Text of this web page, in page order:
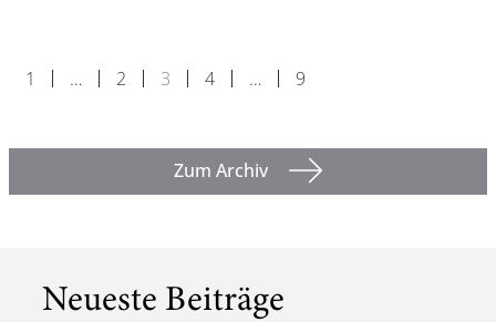
1 … 2 3 4 … 9
Zum Archiv
Neueste Beiträge